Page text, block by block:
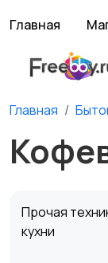
Главная
Главная
Прочая
кухни